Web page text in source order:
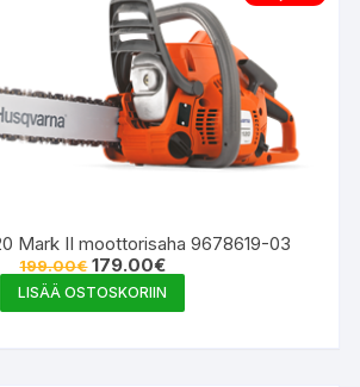
Mark II moottorisaha 9678619-03
199.00€ Alkuperäinen
hinta
oli:
199.00€.
179.00€Nykyinen
hinta
on:
179.00€.
LISÄÄ OSTOSKORIIN